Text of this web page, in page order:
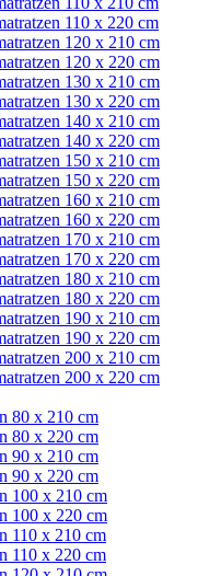
110 x 220 cm
120 x 210 cm
120 x 220 cm
130 x 210 cm
130 x 220 cm
140 x 210 cm
140 x 220 cm
150 x 210 cm
150 x 220 cm
160 x 210 cm
160 x 220 cm
170 x 210 cm
170 x 220 cm
180 x 210 cm
180 x 220 cm
190 x 210 cm
190 x 220 cm
200 x 210 cm
200 x 220 cm
80 x 210 cm
80 x 220 cm
90 x 210 cm
90 x 220 cm
100 x 210 cm
100 x 220 cm
110 x 210 cm
110 x 220 cm